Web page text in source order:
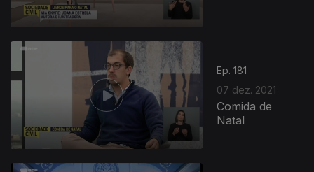
Ep. 181
07 dez. 2021
Comida de
Natal